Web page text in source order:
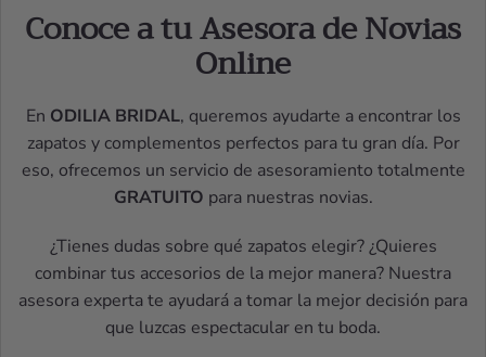
Conoce a tu Asesora de Novias
Online
En ODILIA BRIDAL, queremos ayudarte a encontrar los
zapatos y complementos perfectos para tu gran día. Por
eso, ofrecemos un servicio de asesoramiento totalmente
GRATUITO para nuestras novias.
¿Tienes dudas sobre qué zapatos elegir? ¿Quieres
combinar tus accesorios de la mejor manera? Nuestra
asesora experta te ayudará a tomar la mejor decisión para
que luzcas espectacular en tu boda.